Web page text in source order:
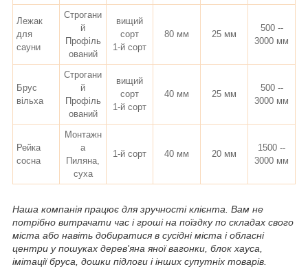
Лежак
для
сауни
Строгани
й
Профіль
ований
вищий
сорт
1-й сорт
80 мм 25 мм
500 --
3000 мм
Брус
вільха
Строгани
й
Профіль
ований
вищий
сорт
1-й сорт
40 мм 25 мм
500 --
3000 мм
Рейка
сосна
Монтажн
а
Пиляна,
суха
1-й сорт 40 мм 20 мм
1500 --
3000 мм
Наша компанія працює для зручності клієнта. Вам не
потрібно витрачати час і гроші на поїздку по складах свого
міста або навіть добиратися в сусідні міста і обласні
центри у пошуках дерев'яна яної вагонки, блок хауса,
імітації бруса, дошки підлоги і інших супутніх товарів.